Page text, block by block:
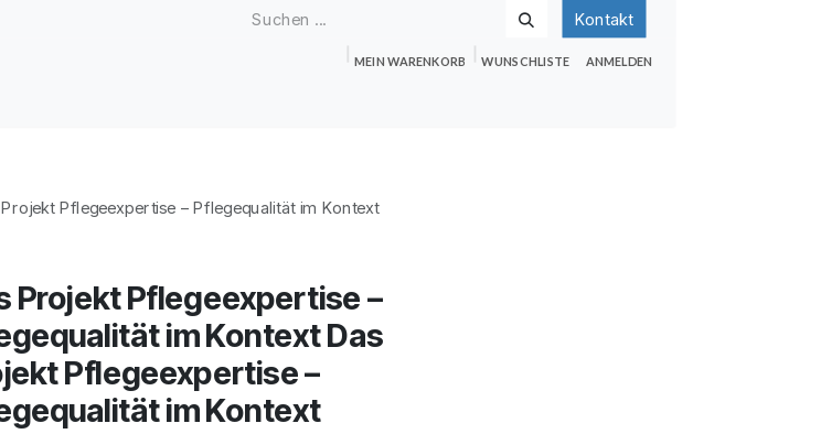
Kontakt
MEIN WARENKORB WUNSCHLISTE ANMELDEN
Pflegeexpertise – Pflegequalität im Kontext
Projekt Pflegeexpertise –
im Kontext Das
Pflegeexpertise –
im Kontext